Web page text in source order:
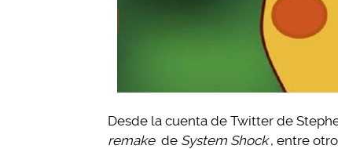
Desde la cuenta de Twitter de
remake de System Shock , entre